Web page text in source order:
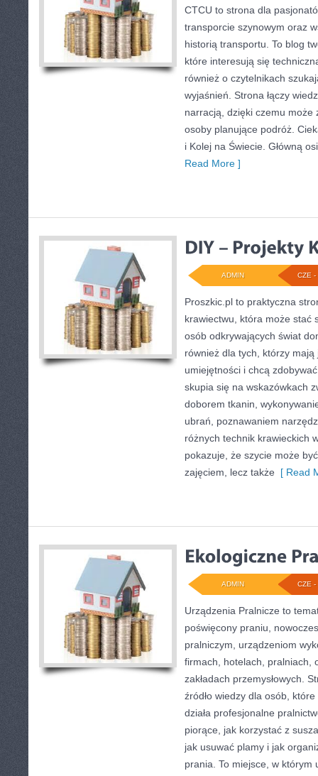
CTCU to strona dla
transporcie szynowym oraz
historią transportu. To blog
które interesują się
również o czytelnikach
wyjaśnień. Strona łączy
narracją, dzięki czemu może
osoby planujące podróż.
i Kolej na Świecie. Główną
Read More ]
CZE -
ADMIN
Proszkic.pl to praktyczna
krawiectwu, która może stać
osób odkrywających świat
również dla tych, którzy mają
umiejętności i chcą
skupia się na wskazówkach
doborem tkanin,
ubrań, poznawaniem
różnych technik krawieckich
pokazuje, że szycie może
zajęciem, lecz także [ Read
CZE -
ADMIN
Urządzenia Pralnicze to
poświęcony praniu,
pralniczym, urządzeniom
firmach, hotelach, pralniach,
zakładach przemysłowych.
źródło wiedzy dla osób,
działa profesjonalne
piorące, jak korzystać z
jak usuwać plamy i jak
prania. To miejsce, w którym